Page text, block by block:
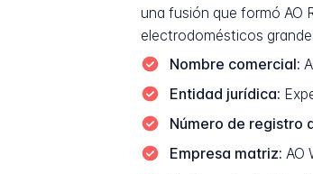
una fusión que formó AO
electrodomésticos
Nombre comercial:
Entidad jurídica:
Número de registro
Empresa matriz: AO